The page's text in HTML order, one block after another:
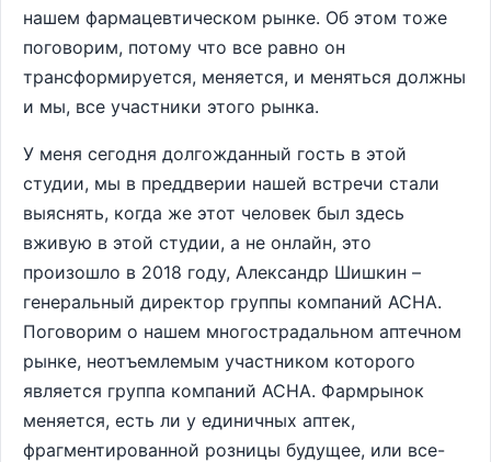
нашем фармацевтическом рынке. Об этом тоже
поговорим, потому что все равно он
трансформируется, меняется, и меняться должны
и мы, все участники этого рынка.
У меня сегодня долгожданный гость в этой
студии, мы в преддверии нашей встречи стали
выяснять, когда же этот человек был здесь
вживую в этой студии, а не онлайн, это
произошло в 2018 году, Александр Шишкин –
генеральный директор группы компаний АСНА.
Поговорим о нашем многострадальном аптечном
рынке, неотъемлемым участником которого
является группа компаний АСНА. Фармрынок
меняется, есть ли у единичных аптек,
фрагментированной розницы будущее, или все-